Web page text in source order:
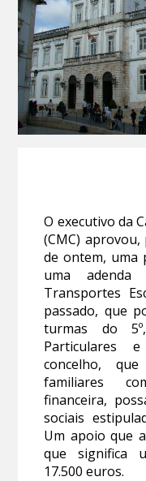
O executivo da
(CMC)
de ontem, uma
uma
Transportes
passado, que
turmas do
Particulares
concelho,
familiares
financeira,
sociais
Um apoio que
que significa
17.500 euros.